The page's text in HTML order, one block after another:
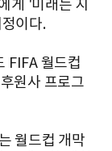
게 '미래는 지
이다.
FIFA 월드컵
원사 프로그
월드컵 개막